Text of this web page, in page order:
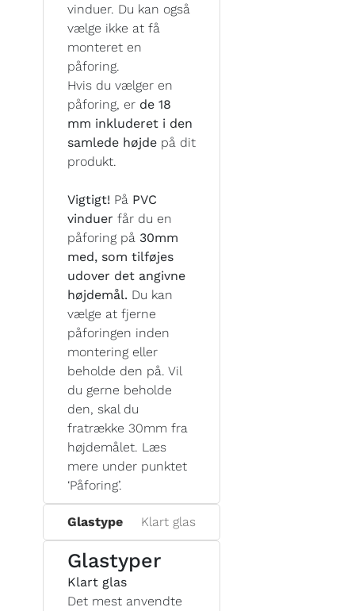
vinduer. Du kan også
vælge ikke at få
monteret en
påforing.
Hvis du vælger en
påforing, er de 18
mm inkluderet i den
samlede højde på dit
produkt.
Vigtigt! På PVC
vinduer får du en
påforing på 30mm
med, som tilføjes
udover det angivne
højdemål. Du kan
vælge at fjerne
påforingen inden
montering eller
beholde den på. Vil
du gerne beholde
den, skal du
fratrække 30mm fra
højdemålet. Læs
mere under punktet
‘Påforing’.
Glastype Klart glas
Glastyper
Klart glas
Det mest anvendte